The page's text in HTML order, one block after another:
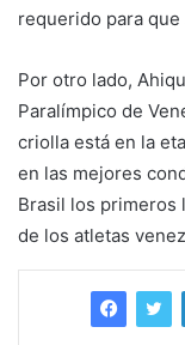
requerido para
Por otro lado,
Paralímpico de
criolla está en la
en las mejores
Brasil los primeros
de los atletas